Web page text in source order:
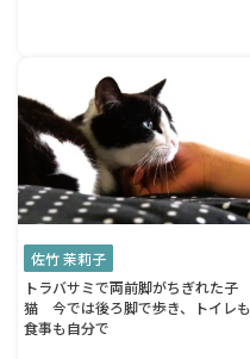
佐竹 茉莉子
トラバサミで両前脚がちぎれた子
猫 今では後ろ脚で歩き、トイレも
食事も自分で